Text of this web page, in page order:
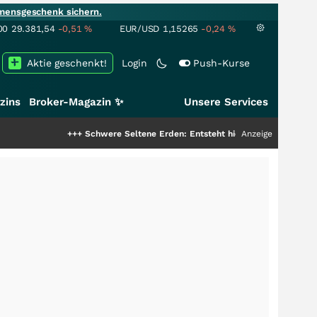
sichern.
29.381,54 -0,51% EUR/USD 1,15265 -0,24 %
Login Push-Kurse
Aktie geschenkt!
Broker-Magazin ✨ Unsere Services
Schwere Seltene Erden: Entsteht hier die nächste Milliardenstory?
Anzeige